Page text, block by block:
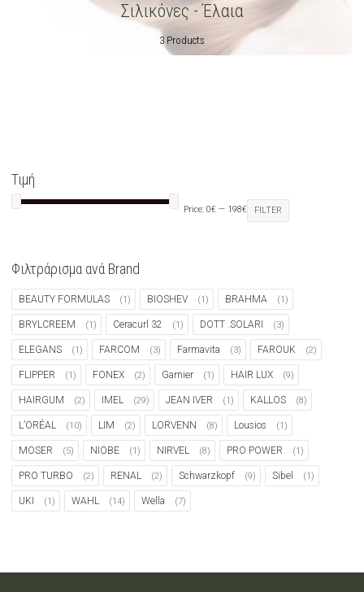
Σιλικόνες - Έλαια
3 Products
Τιμή
FILTER
Price:0€ — 198€
Φιλτράρισμα ανά Brand
BEAUTY FORMULAS (1) BIOSHEV (1) BRAHMA (1)
BRYLCREEM (1) Ceracurl 32 (1) DOTT .SOLARI (3)
ELEGANS (1) FARCOM (3) Farmavita (3) FAROUK (2)
FLIPPER (1) FONEX (2) Garnier (1) HAIR LUX (9)
HAIRGUM (2) IMEL (29) JEAN IVER (1) KALLOS (8)
L’ORÉAL (10) LIM (2) LORVENN (8) Lousios (1)
MOSER (5) NIOBE (1) NIRVEL (8) PRO POWER (1)
PRO TURBO (2) RENAL (2) Schwarzkopf (9) Sibel (1)
UKI (1) WAHL (14) Wella (7)